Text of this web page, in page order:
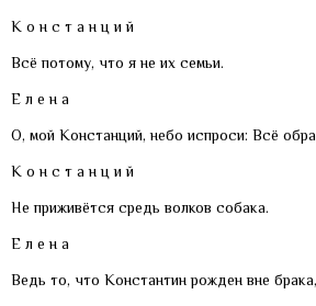
К о н с т а н ц и й
Всё потому, что я не их семьи.
Е л е н а
О, мой Констанций, небо испроси: Всё
К о н с т а н ц и й
Не приживётся средь волков собака.
Е л е н а
Ведь то, что Константин рожден вне брака,